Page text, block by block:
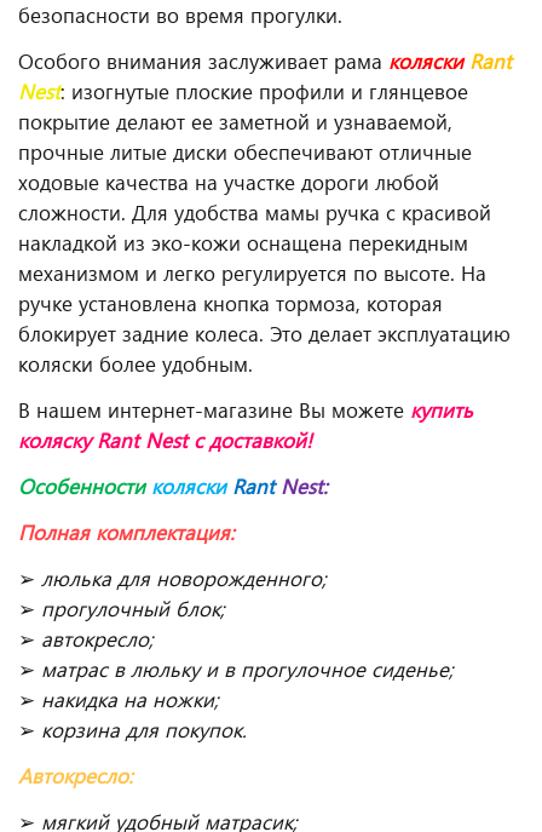
безопасности во время прогулки.
Особого внимания заслуживает рама коляскиRant
Nest: изогнутые плоские профили и глянцевое
покрытие делают ее заметной и узнаваемой,
прочные литые диски обеспечивают отличные
ходовые качества на участке дороги любой
сложности. Для удобства мамы ручка с красивой
накладкой из эко-кожи оснащена перекидным
механизмом и легко регулируется по высоте. На
ручке установлена кнопка тормоза, которая
блокирует задние колеса. Это делает эксплуатацию
коляски более удобным.
В нашем интернет-магазине Вы можете купить
коляску Rant Nestс доставкой!
ОсобенностиколяскиRantNest:
Полная комплектация:
➢ люлька для новорожденного;
➢ прогулочный блок;
➢ автокресло;
➢ матрас в люльку и в прогулочное сиденье;
➢ накидка на ножки;
➢ корзина для покупок.
Автокресло:
➢ мягкий удобный матрасик;